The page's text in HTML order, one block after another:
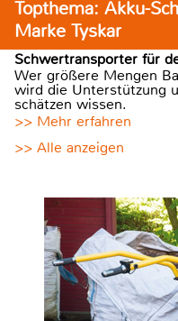
Topthema: Akku-
Marke Tyskar
Schwertransporter für
Wer größere Mengen
wird die Unterstützung
schätzen wissen.
>> Mehr erfahren
>> Alle anzeigen